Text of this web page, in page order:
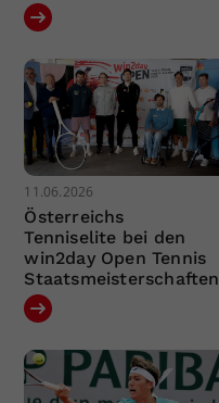
11.06.2026
Österreichs
Tenniselite bei den
win2day Open Tennis
Staatsmeisterschaften